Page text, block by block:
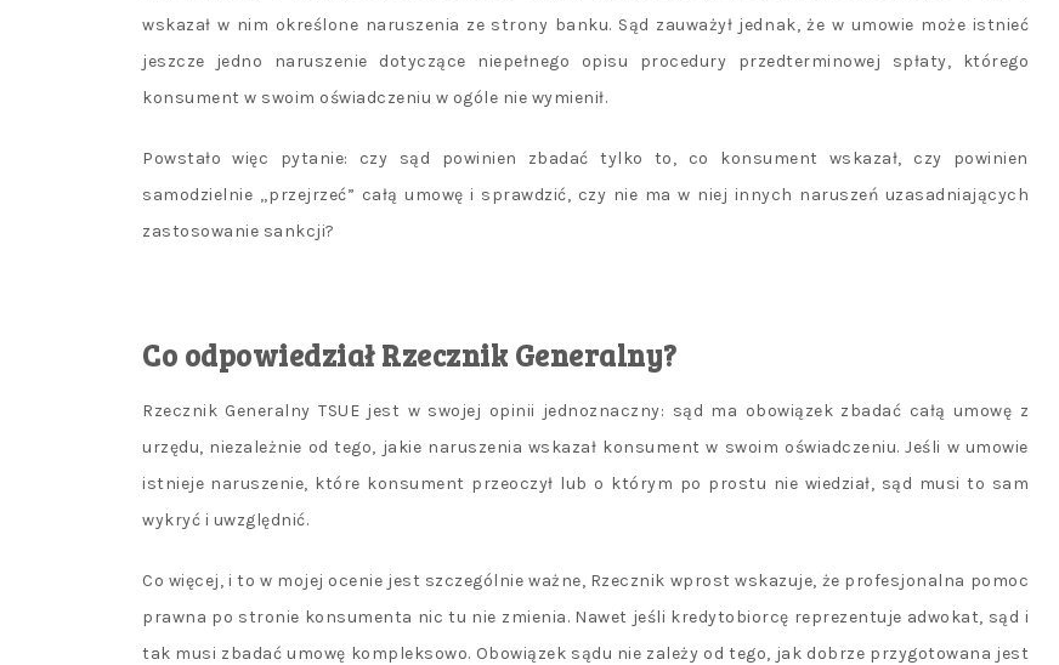
wskazał w nim określone naruszenia ze strony banku. Sąd zauważył jednak, że w umowie może istnieć
jeszcze jedno naruszenie dotyczące niepełnego opisu procedury przedterminowej spłaty, którego
konsument w swoim oświadczeniu w ogóle nie wymienił.
Powstało więc pytanie: czy sąd powinien zbadać tylko to, co konsument wskazał, czy powinien
samodzielnie „przejrzeć” całą umowę i sprawdzić, czy nie ma w niej innych naruszeń uzasadniających
zastosowanie sankcji?
Co odpowiedział Rzecznik Generalny?
Rzecznik Generalny TSUE jest w swojej opinii jednoznaczny: sąd ma obowiązek zbadać całą umowę z
urzędu, niezależnie od tego, jakie naruszenia wskazał konsument w swoim oświadczeniu. Jeśli w umowie
istnieje naruszenie, które konsument przeoczył lub o którym po prostu nie wiedział, sąd musi to sam
wykryć i uwzględnić.
Co więcej, i to w mojej ocenie jest szczególnie ważne, Rzecznik wprost wskazuje, że profesjonalna pomoc
prawna po stronie konsumenta nic tu nie zmienia. Nawet jeśli kredytobiorcę reprezentuje adwokat, sąd i
tak musi zbadać umowę kompleksowo. Obowiązek sądu nie zależy od tego, jak dobrze przygotowana jest